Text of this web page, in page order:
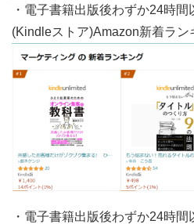
・電子書籍出版後わずか24時
(Kindleストア)Amazon新着ラン
・電子書籍出版後わずか24時